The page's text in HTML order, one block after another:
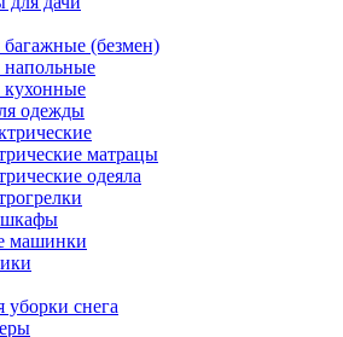
(безмен)
одежды
матрацы
одеяла
машинки
уборки снега